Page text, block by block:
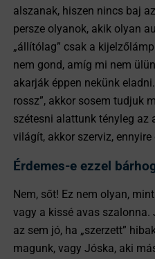
alszanak, hiszen nincs baj
persze olyanok, akik olyan
„állítólag” csak a
nem gond, amíg mi nem
akarják éppen nekünk
rossz”, akkor sosem tudjuk
szétesni alattunk tényleg az
világít, akkor szerviz, ennyire
Érdemes-e ezzel
Nem, sőt! Ez nem olyan,
vagy a kissé avas szalonna.
az sem jó, ha „szerzett”
magunk, vagy Jóska, aki